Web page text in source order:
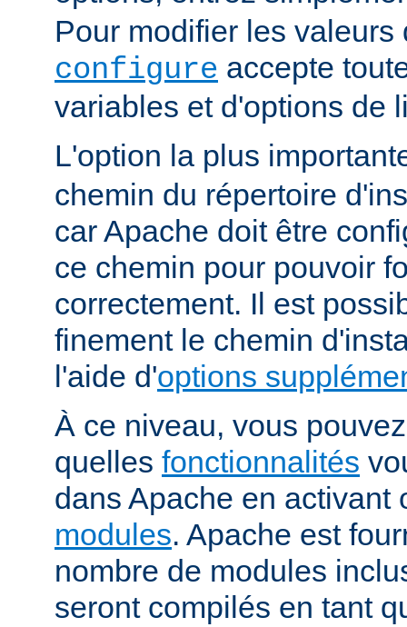
Pour modifier les valeurs
configure accepte
variables et d'options de
L'option la plus
chemin du répertoire
car Apache doit être
ce chemin pour pouvoir
correctement. Il est
finement le chemin
l'aide d'options
À ce niveau, vous
quelles fonctionnalités
dans Apache en activant
modules. Apache est
nombre de modules
seront compilés en tant